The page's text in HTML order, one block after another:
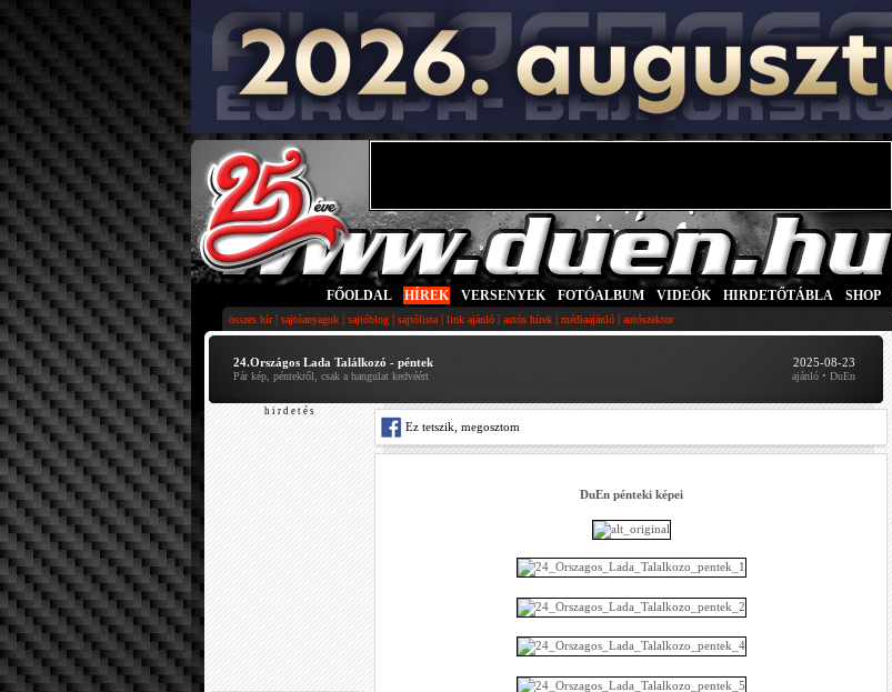
FŐOLDAL HÍREK VERSENYEK FOTÓALBUM VIDEÓK HIRDETŐTÁBLA SHOP
összes hír| sajtóanyagok | sajtóblog | sajtólista | link ajánló | autós hírek | médiaajánló | autószektor
24.Országos Lada Találkozó - péntek
Pár kép, péntekről, csak a hangulat kedvéért
2025-08-23
ajánló • DuEn
h i r d e t é s
Ez tetszik, megosztom
DuEn pénteki képei